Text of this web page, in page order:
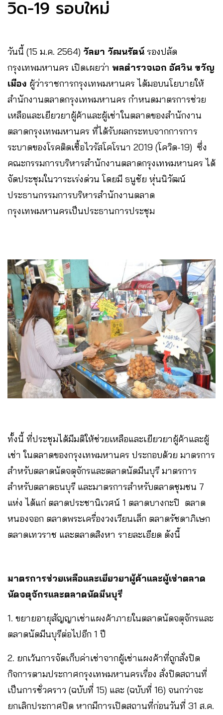
วิด-19 รอบใหม่
วันนี้ (15 ม.ค. 2564) วัลยา วัฒนรัตน์ รองปลัด
กรุงเทพมหานคร เปิดเผยว่า พลตำรวจเอก อัศวิน ขวัญ
เมือง ผู้ว่าราชการกรุงเทพมหานคร ได้มอบนโยบายให้
สำนักงานตลาดกรุงเทพมหานคร กำหนดมาตรการช่วย
เหลือและเยียวยาผู้ค้าและผู้เช่าในตลาดของสำนักงาน
ตลาดกรุงเทพมหานคร ที่ได้รับผลกระทบจากการการ
ระบาดของโรคติดเชื้อไวรัสโคโรนา 2019 (โควิด-19) ซึ่ง
คณะกรรมการบริหารสำนักงานตลาดกรุงเทพมหานคร ได้
จัดประชุมในวาระเร่งด่วน โดยมี ธนูชัย หุ่นนิวัฒน์
ประธานกรรมการบริหารสำนักงานตลาด
กรุงเทพมหานครเป็นประธานการประชุม
ทั้งนี้ ที่ประชุมได้มีมติให้ช่วยเหลือและเยียวยาผู้ค้าและผู้
เช่า ในตลาดของกรุงเทพมหานคร ประกอบด้วย มาตรการ
สำหรับตลาดนัดจตุจักรและตลาดนัดมีนบุรี มาตรการ
สำหรับตลาดธนบุรี และมาตรการสำหรับตลาดชุมชน 7
แห่ง ได้แก่ ตลาดประชานิเวศน์ 1 ตลาดบางกะปิ ตลาด
หนองจอก ตลาดพระเครื่องวงเวียนเล็ก ตลาดรัชดาภิเษก
ตลาดเทวราช และตลาดสิงหา รายละเอียด ดังนี้
มาตรการช่วยเหลือและเยียวยาผู้ค้าและผู้เช่าตลาด
นัดจตุจักรและตลาดนัดมีนบุรี
1. ขยายอายุสัญญาเช่าแผงค้าภายในตลาดนัดจตุจักรและ
ตลาดนัดมีนบุรีต่อไปอีก 1 ปี
2. ยกเว้นการจัดเก็บค่าเช่าจากผู้เช่าแผงค้าที่ถูกสั่งปิด
กิจการตามประกาศกรุงเทพมหานครเรื่อง สั่งปิดสถานที่
เป็นการชั่วคราว (ฉบับที่ 15) และ (ฉบับที่ 16) จนกว่าจะ
ยกเลิกประกาศปิด หากมีการเปิดสถานที่ก่อนวันที่ 31 ส.ค.